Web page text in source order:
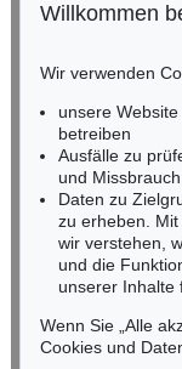
Tel.:
Fax:
Mobil:
Willkommen
Wir verwenden
unsere
betreiben
Ausfälle zu
und
Daten zu
zu erheben.
wir verstehen,
und die
unserer Inhalte
Wenn Sie „Alle
Cookies und